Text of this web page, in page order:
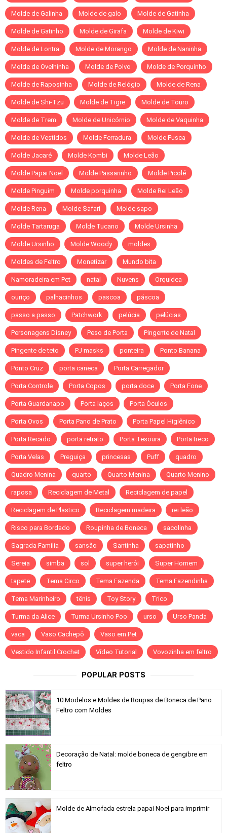
Molde de Galinha Molde de galo Molde de Gatinha
Molde de Gatinho Molde de Girafa Molde de Kiwi
Molde de Lontra Molde de Morango Molde de Naninha
Molde de Ovelhinha Molde de Polvo Molde de Porquinho
Molde de Raposinha Molde de Relógio Molde de Rena
Molde de Shi-Tzu Molde de Tigre Molde de Touro
Molde de Trem Molde de Unicórnio Molde de Vaquinha
Molde de Vestidos Molde Ferradura Molde Fusca
Molde Jacaré Molde Kombi Molde Leão
Molde Papai Noel Molde Passarinho Molde Picolé
Molde Pinguim Molde porquinha Molde Rei Leão
Molde Rena Molde Safari Molde sapo
Molde Tartaruga Molde Tucano Molde Ursinha
Molde Ursinho Molde Woody moldes
Moldes de Feltro Monetizar Mundo bita
Namoradeira em Pet natal Nuvens Orquidea
ouriço palhacinhos pascoa páscoa
passo a passo Patchwork pelúcia pelúcias
Personagens Disney Peso de Porta Pingente de Natal
Pingente de teto PJ masks ponteira Ponto Banana
Ponto Cruz porta caneca Porta Carregador
Porta Controle Porta Copos porta doce Porta Fone
Porta Guardanapo Porta laços Porta Óculos
Porta Ovos Porta Pano de Prato Porta Papel Higiênico
Porta Recado porta retrato Porta Tesoura Porta treco
Porta Velas Preguiça princesas Puff quadro
Quadro Menina quarto Quarto Menina Quarto Menino
raposa Reciclagem de Metal Reciclagem de papel
Reciclagem de Plastico Reciclagem madeira rei leão
Risco para Bordado Roupinha de Boneca sacolinha
Sagrada Família sansão Santinha sapatinho
Sereia simba sol super herói Super Homem
tapete Tema Circo Tema Fazenda Tema Fazendinha
Tema Marinheiro tênis Toy Story Trico
Turma da Alice Turma Ursinho Poo urso Urso Panda
vaca Vaso Cachepô Vaso em Pet
Vestido Infantil Crochet Vídeo Tutorial Vovozinha em feltro
POPULAR POSTS
10 Modelos e Moldes de Roupas de Boneca de Pano
Feltro com Moldes
Decoração de Natal: molde boneca de gengibre em
feltro
Molde de Almofada estrela papai Noel para imprimir